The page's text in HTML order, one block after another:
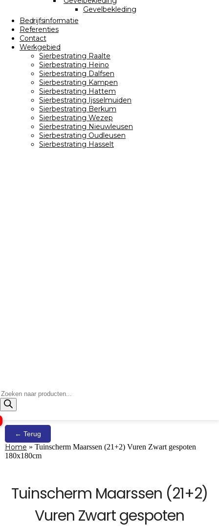
Gevelbekleding
Bedrijfsinformatie
Referenties
Contact
Werkgebied
Sierbestrating Raalte
Sierbestrating Heino
Sierbestrating Dalfsen
Sierbestrating Kampen
Sierbestrating Hattem
Sierbestrating Ijsselmuiden
Sierbestrating Berkum
Sierbestrating Wezep
Sierbestrating Nieuwleusen
Sierbestrating Oudleusen
Sierbestrating Hasselt
Producten
zoeken
← Terug
Home » Tuinscherm Maarssen (21+2) Vuren Zwart gespoten
180x180cm
Tuinscherm Maarssen (21+2)
Vuren Zwart gespoten